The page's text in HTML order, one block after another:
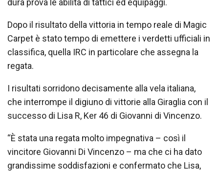
dura prova le abilità di tattici ed equipaggi.
Dopo il risultato della vittoria in tempo reale di Magic
Carpet è stato tempo di emettere i verdetti ufficiali in
classifica, quella IRC in particolare che assegna la
regata.
I risultati sorridono decisamente alla vela italiana,
che interrompe il digiuno di vittorie alla Giraglia con il
successo di Lisa R, Ker 46 di Giovanni di Vincenzo.
“È stata una regata molto impegnativa – così il
vincitore Giovanni Di Vincenzo – ma che ci ha dato
grandissime soddisfazioni e confermato che Lisa,